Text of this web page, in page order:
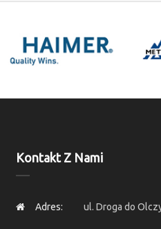
Kontakt Z Nami
Adres: ul. Droga do